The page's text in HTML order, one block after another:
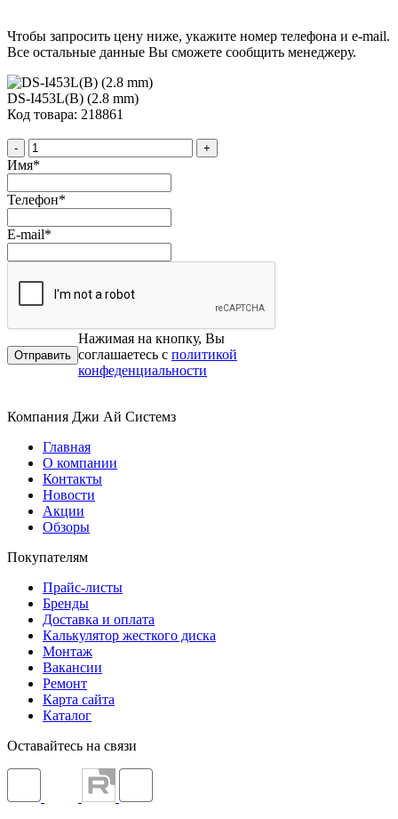
Чтобы запросить цену ниже, укажите номер телефона и e-mail.
Все остальные данные Вы сможете сообщить менеджеру.
DS-I453L(B) (2.8 mm)
Код товара: 218861
- +
Имя*
Телефон*
E-mail*
Нажимая на кнопку, Вы
соглашаетесь с политикой
конфеденциальности
Компания Джи Ай Системз
Главная
О компании
Контакты
Новости
Акции
Обзоры
Покупателям
Прайс-листы
Бренды
Доставка и оплата
Калькулятор жесткого диска
Монтаж
Вакансии
Ремонт
Карта сайта
Каталог
Оставайтесь на связи